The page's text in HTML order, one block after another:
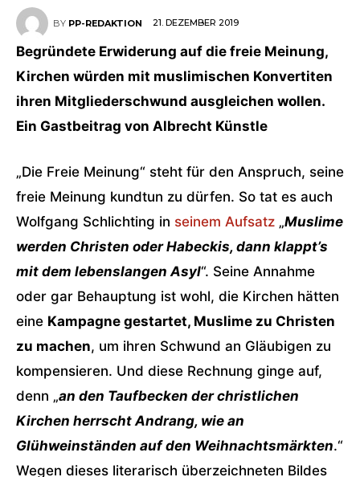
BY PP-REDAKTION 21. DEZEMBER 2019
Begründete Erwiderung auf die freie Meinung,
Kirchen würden mit muslimischen Konvertiten
ihren Mitgliederschwund ausgleichen wollen.
Ein Gastbeitrag von Albrecht Künstle
„Die Freie Meinung“ steht für den Anspruch, seine
freie Meinung kundtun zu dürfen. So tat es auch
Wolfgang Schlichting in seinem Aufsatz „Muslime
werden Christen oder Habeckis, dann klappt’s
mit dem lebenslangen Asyl“. Seine Annahme
oder gar Behauptung ist wohl, die Kirchen hätten
eine Kampagne gestartet, Muslime zu Christen
zu machen, um ihren Schwund an Gläubigen zu
kompensieren. Und diese Rechnung ginge auf,
denn „an den Taufbecken der christlichen
Kirchen herrscht Andrang, wie an
Glühweinständen auf den Weihnachtsmärkten.“
Wegen dieses literarisch überzeichneten Bildes